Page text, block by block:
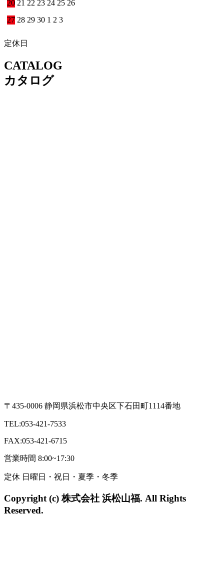
20 21 22 23 24 25 26
27 28 29 30 1 2 3
定休日
CATALOG
カタログ
〒435-0006 静岡県浜松市中央区下石田町1114番地
TEL:053-421-7533
FAX:053-421-6715
営業時間 8:00~17:30
定休 日曜日・祝日・夏季・冬季
Copyright (c) 株式会社 浜松山福. All Rights
Reserved.